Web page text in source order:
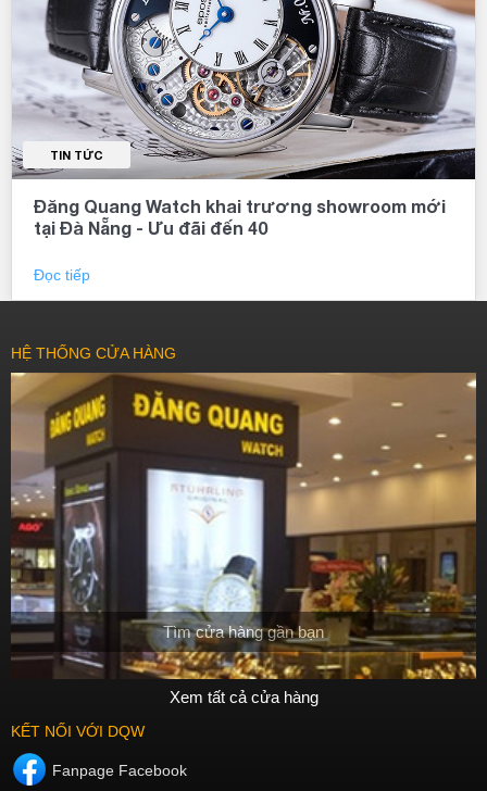
TIN TỨC
Đăng Quang Watch khai trương showroom mới
tại Đà Nẵng - Ưu đãi đến 40
Đọc tiếp
HỆ THỐNG CỬA HÀNG
Tìm cửa hàng gần bạn
Xem tất cả cửa hàng
KẾT NỐI VỚI DQW
Fanpage Facebook